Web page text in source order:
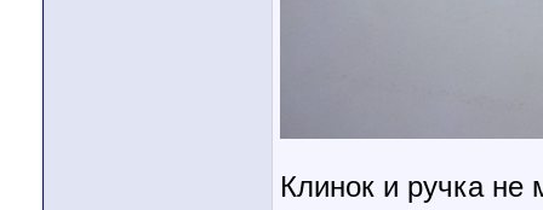
Клинок и ручка не